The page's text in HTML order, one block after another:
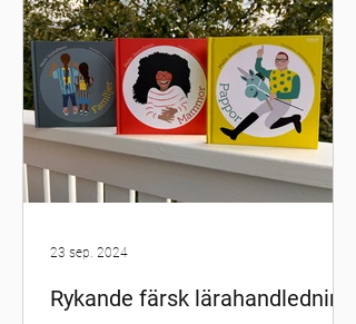
Rykande färsk lärahandledning
23 sep. 2024